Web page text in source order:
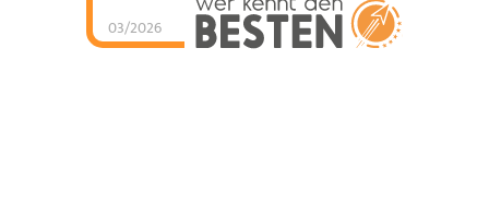
03/2026